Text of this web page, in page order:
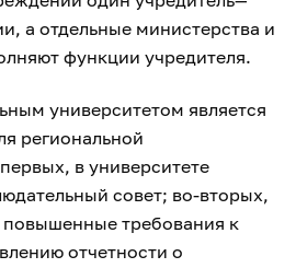
а отдельные министерства и
функции учредителя.
университетом является
региональной
в университете
совет; во-вторых,
повышенные требования к
отчетности о